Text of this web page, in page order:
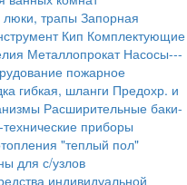
трапы Запорная
Кип Комплектующие
Металлопрокат Насосы---
пожарное
гибкая, шланги Предохр. и
Расширительные баки-
приборы
"теплый пол"
для с/узлов
индивидуальной